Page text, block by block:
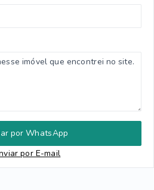
por WhatsApp
por E-mail